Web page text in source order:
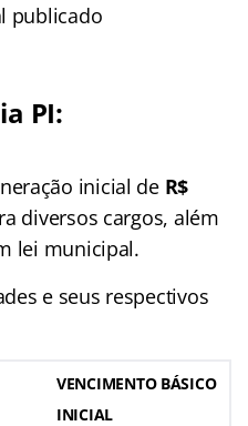
publicado
PI:
inicial de R$
diversos cargos, além
lei municipal.
e seus respectivos
VENCIMENTO BÁSICO
INICIAL